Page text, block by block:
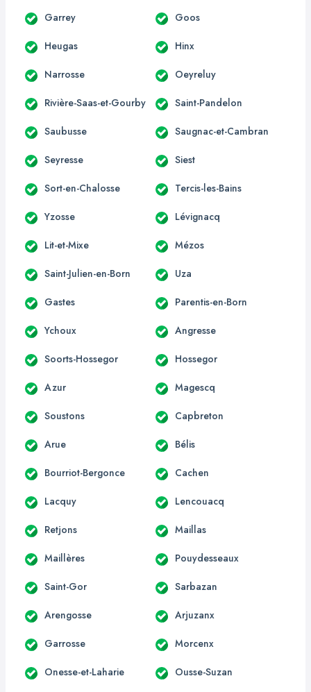
Garrey Goos
Heugas Hinx
Narrosse Oeyreluy
Rivière-Saas-et-Gourby Saint-Pandelon
Saubusse Saugnac-et-Cambran
Seyresse Siest
Sort-en-Chalosse Tercis-les-Bains
Yzosse Lévignacq
Lit-et-Mixe Mézos
Saint-Julien-en-Born Uza
Gastes Parentis-en-Born
Ychoux Angresse
Soorts-Hossegor Hossegor
Azur Magescq
Soustons Capbreton
Arue Bélis
Bourriot-Bergonce Cachen
Lacquy Lencouacq
Retjons Maillas
Maillères Pouydesseaux
Saint-Gor Sarbazan
Arengosse Arjuzanx
Garrosse Morcenx
Onesse-et-Laharie Ousse-Suzan